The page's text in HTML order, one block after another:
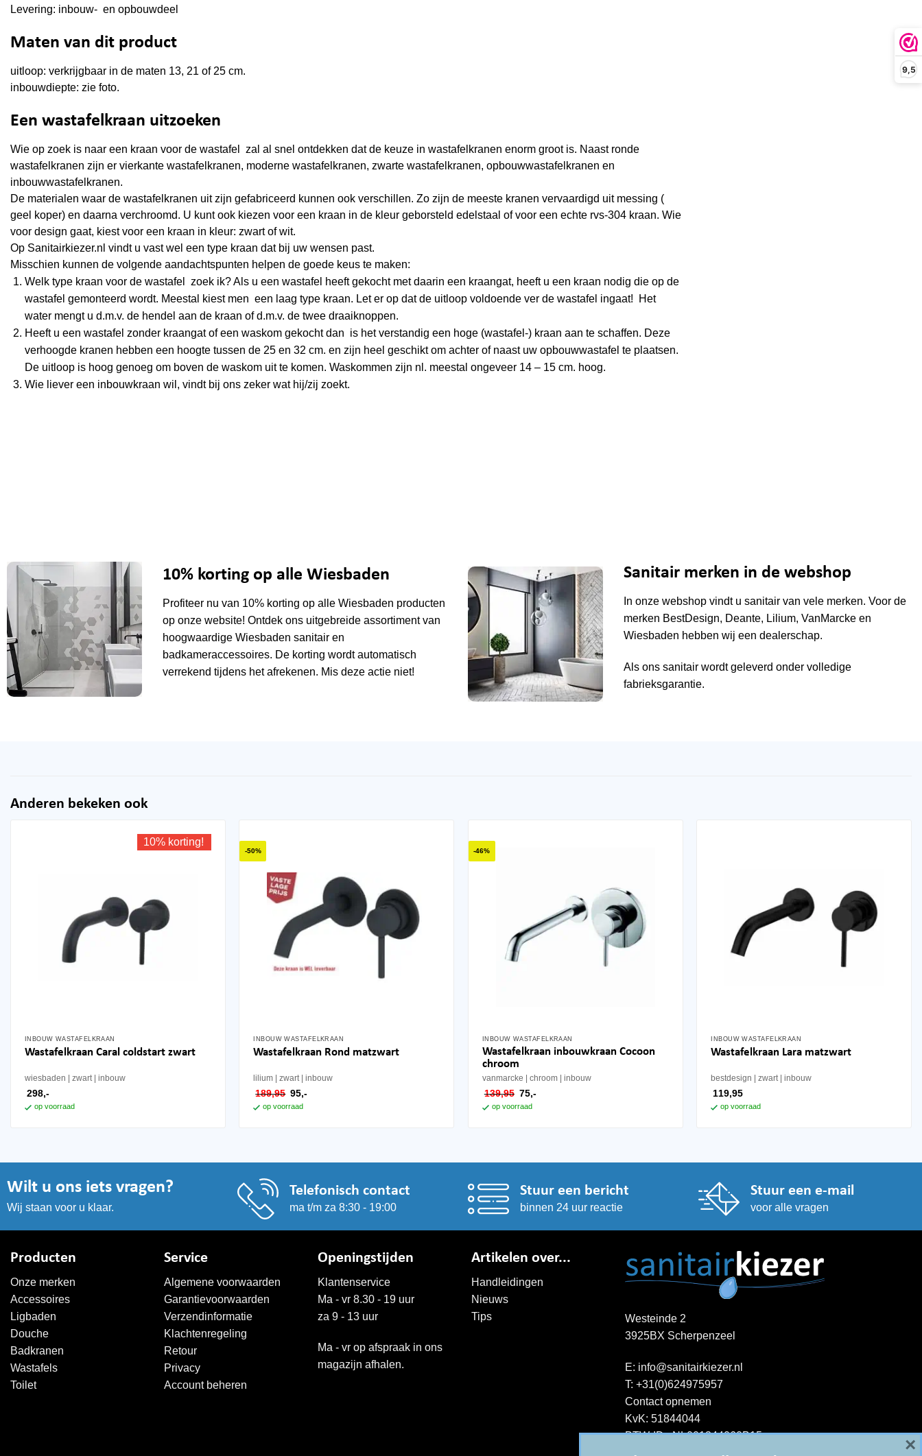
9,5
Levering: inbouw- en opbouwdeel
Maten van dit product
uitloop: verkrijgbaar in de maten 13, 21 of 25 cm.
inbouwdiepte: zie foto.
Een wastafelkraan uitzoeken
Wie op zoek is naar een kraan voor de wastafel zal al snel ontdekken dat de keuze in wastafelkranen enorm groot is. Naast ronde
wastafelkranen zijn er vierkante wastafelkranen, moderne wastafelkranen, zwarte wastafelkranen, opbouwwastafelkranen en
inbouwwastafelkranen.
De materialen waar de wastafelkranen uit zijn gefabriceerd kunnen ook verschillen. Zo zijn de meeste kranen vervaardigd uit messing (
geel koper) en daarna verchroomd. U kunt ook kiezen voor een kraan in de kleur geborsteld edelstaal of voor een echte rvs-304 kraan. Wie
voor design gaat, kiest voor een kraan in kleur: zwart of wit.
Op Sanitairkiezer.nl vindt u vast wel een type kraan dat bij uw wensen past.
Misschien kunnen de volgende aandachtspunten helpen de goede keus te maken:
Welk type kraan voor de wastafel zoek ik? Als u een wastafel heeft gekocht met daarin een kraangat, heeft u een kraan nodig die op de
wastafel gemonteerd wordt. Meestal kiest men een laag type kraan. Let er op dat de uitloop voldoende ver de wastafel ingaat! Het
water mengt u d.m.v. de hendel aan de kraan of d.m.v. de twee draaiknoppen.
Heeft u een wastafel zonder kraangat of een waskom gekocht dan is het verstandig een hoge (wastafel-) kraan aan te schaffen. Deze
verhoogde kranen hebben een hoogte tussen de 25 en 32 cm. en zijn heel geschikt om achter of naast uw opbouwwastafel te plaatsen.
De uitloop is hoog genoeg om boven de waskom uit te komen. Waskommen zijn nl. meestal ongeveer 14 – 15 cm. hoog.
Wie liever een inbouwkraan wil, vindt bij ons zeker wat hij/zij zoekt.
10% korting op alle Wiesbaden
Profiteer nu van 10% korting op alleWiesbaden producten
op onze website! Ontdek ons uitgebreide assortiment van
hoogwaardige Wiesbaden sanitair en
badkameraccessoires. De korting wordt automatisch
verrekend tijdens het afrekenen. Mis deze actie niet!
Sanitair merken in de webshop
In onze webshop vindt u sanitair van vele merken. Voor de
merken BestDesign, Deante, Lilium,VanMarcke en
Wiesbaden hebben wij een dealerschap.
Als ons sanitair wordt geleverd onder volledige
fabrieksgarantie.
Anderen bekeken ook
10% korting!
INBOUW WASTAFELKRAAN
Wastafelkraan Caral coldstart zwart
wiesbaden zwart inbouw
298,-
op voorraad
-50%
INBOUW WASTAFELKRAAN
Wastafelkraan Rond matzwart
lilium zwart inbouw
189,95 oorspronkelijke
prijs
was:
95,-huidige
op voorraad
-46%
INBOUW WASTAFELKRAAN
Wastafelkraan inbouwkraan Cocoon
chroom
vanmarcke chroom inbouw
139,95 oorspronkelijke
prijs
was:
75,-huidige
op voorraad
INBOUW WASTAFELKRAAN
Wastafelkraan Lara matzwart
bestdesign zwart inbouw
119,95
op voorraad
Wilt u ons iets vragen?
Wij staan voor u klaar.
Telefonisch contact
ma t/m za 8:30 - 19:00
Stuur een bericht
binnen 24 uur reactie
Stuur een e-mail
voor alle vragen
Producten
Onze merken
Accessoires
Ligbaden
Douche
Badkranen
Wastafels
Toilet
Service
Algemene voorwaarden
Garantievoorwaarden
Verzendinformatie
Klachtenregeling
Retour
Privacy
Account beheren
Openingstijden
Klantenservice
Ma - vr 8.30 - 19 uur
za 9 - 13 uur
Ma - vr op afspraak in ons
magazijn afhalen.
Artikelen over...
Handleidingen
Nieuws
Tips
Westeinde 2
3925BX Scherpenzeel
E: info@sanitairkiezer.nl
T: +31(0)624975957
Contact opnemen
KvK: 51844044
BTW-ID : NL001344060B15
×